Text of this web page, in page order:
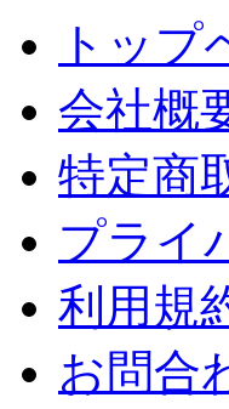
トップ
会社概
特定商
プライ
利用規
お問合